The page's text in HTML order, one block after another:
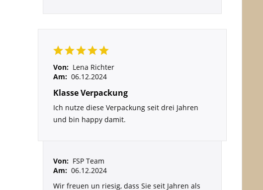
Von: Lena Richter
Am: 06.12.2024
Klasse Verpackung
Ich nutze diese Verpackung seit drei Jahren
und bin happy damit.
Von: FSP Team
Am: 06.12.2024
Wir freuen un riesig, dass Sie seit Jahren als